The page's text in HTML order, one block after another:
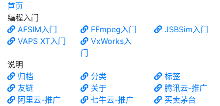
食铁兽
首页
编程入门
AFSIM入门
FFmpeg入门
JSBSim入门
VAPS XT入门
VxWorks入
门
说明
归档
分类
标签
友链
关于
腾讯云-推广
阿里云-推广
七牛云-推广
买卖茅台